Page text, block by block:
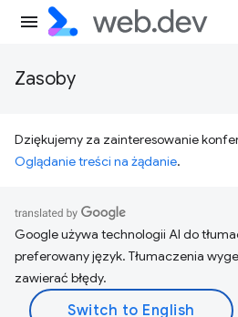
Zasoby
Dziękujemy za zainteresowanie
Oglądanie treści na żądanie.
Google używa technologii AI do
preferowany język. Tłumaczenia
zawierać błędy.